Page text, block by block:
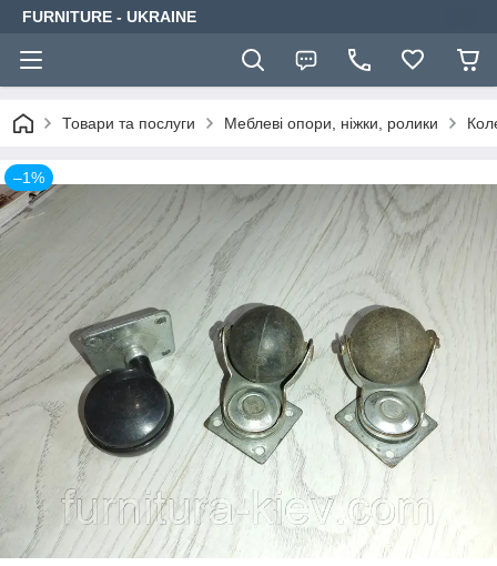
FURNITURE - UKRAINE
Товари та послуги Меблеві опори, ніжки, ролики
–1%